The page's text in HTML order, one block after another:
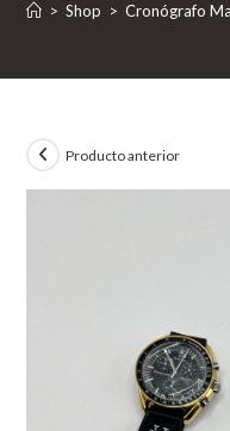
> Shop > Cronógrafo
Producto anterior